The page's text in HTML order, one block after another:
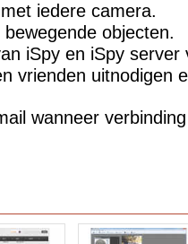
iedere camera.
objecten.
iSpy en iSpy server
vrienden uitnodigen
wanneer